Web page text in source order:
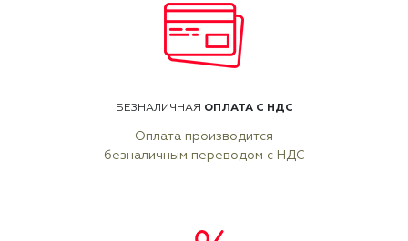
БЕЗНАЛИЧНАЯ ОПЛАТА С НДС
Оплата производится
безналичным переводом с НДС